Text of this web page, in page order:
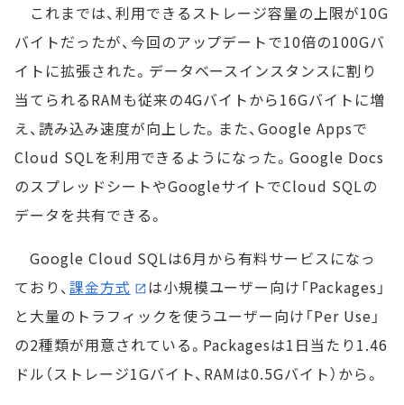
これまでは、利用できるストレージ容量の上限が10G
バイトだったが、今回のアップデートで10倍の100Gバ
イトに拡張された。データベースインスタンスに割り
当てられるRAMも従来の4Gバイトから16Gバイトに増
え、読み込み速度が向上した。また、Google Appsで
Cloud SQLを利用できるようになった。Google Docs
のスプレッドシートやGoogleサイトでCloud SQLの
データを共有できる。
Google Cloud SQLは6月から有料サービスになっ
ており、 課金方式
は小規模ユーザー向け「Packages」
と大量のトラフィックを使うユーザー向け「Per Use」
の2種類が用意されている。Packagesは1日当たり1.46
ドル（ストレージ1Gバイト、RAMは0.5Gバイト）から。